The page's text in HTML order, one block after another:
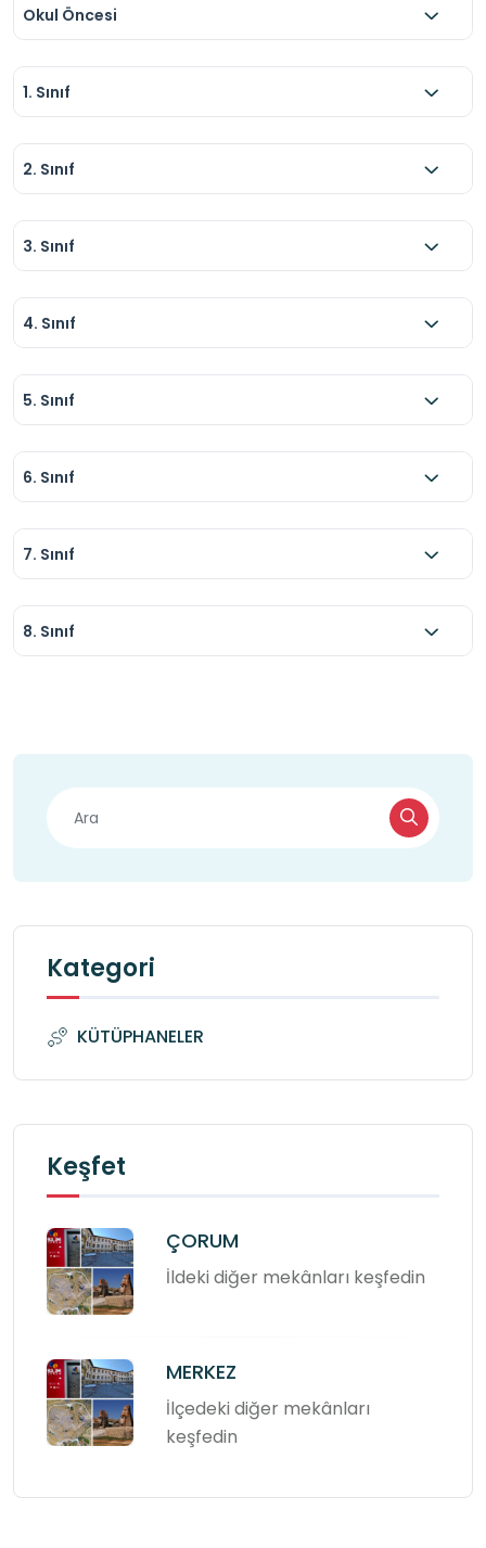
Okul Öncesi
1. Sınıf
2. Sınıf
3. Sınıf
4. Sınıf
5. Sınıf
6. Sınıf
7. Sınıf
8. Sınıf
Kategori
KÜTÜPHANELER
Keşfet
ÇORUM
İldeki diğer mekânları keşfedin
MERKEZ
İlçedeki diğer mekânları
keşfedin